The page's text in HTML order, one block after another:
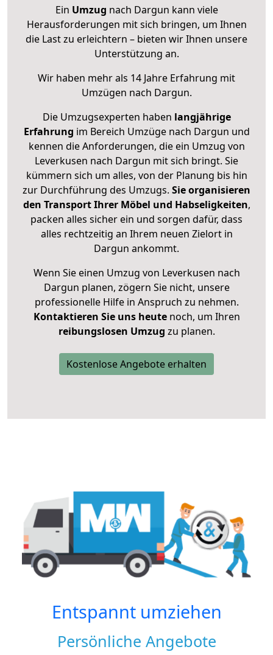
Ein Umzug nach Dargun kann viele
Herausforderungen mit sich bringen, um Ihnen
die Last zu erleichtern – bieten wir Ihnen unsere
Unterstützung an.
Wir haben mehr als 14 Jahre Erfahrung mit
Umzügen nach Dargun.
Die Umzugsexperten haben langjährige
Erfahrung im Bereich Umzüge nach Dargun und
kennen die Anforderungen, die ein Umzug von
Leverkusen nach Dargun mit sich bringt. Sie
kümmern sich um alles, von der Planung bis hin
zur Durchführung des Umzugs. Sie organisieren
den Transport Ihrer Möbel und Habseligkeiten,
packen alles sicher ein und sorgen dafür, dass
alles rechtzeitig an Ihrem neuen Zielort in
Dargun ankommt.
Wenn Sie einen Umzug von Leverkusen nach
Dargun planen, zögern Sie nicht, unsere
professionelle Hilfe in Anspruch zu nehmen.
Kontaktieren Sie uns heutenoch, um Ihren
reibungslosen Umzug zu planen.
Kostenlose Angebote erhalten
Entspannt umziehen
Persönliche Angebote